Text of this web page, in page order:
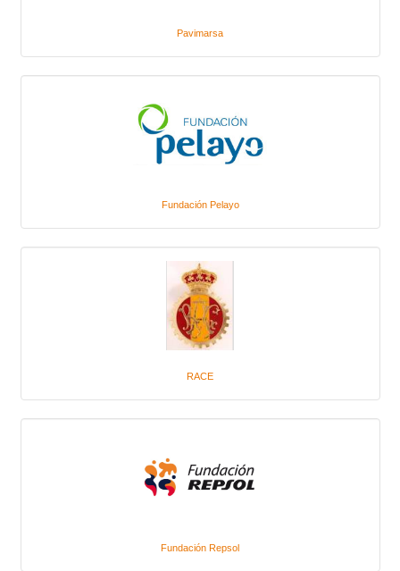
Pavimarsa
Fundación Pelayo
RACE
Fundación Repsol